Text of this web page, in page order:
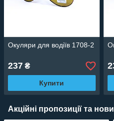
Окуляри для водіїв 1708-2
237 ₴
Купити
Акційні пропозиції та